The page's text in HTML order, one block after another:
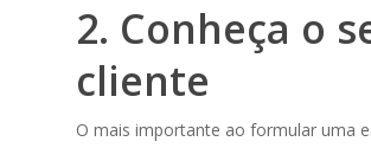
2. Conheça o
cliente
O mais importante ao formular uma